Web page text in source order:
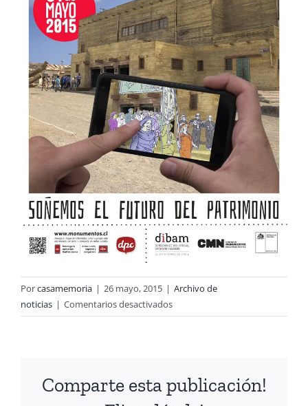
Porcasamemoria | 26 mayo, 2015 | Archivo de
noticias | Comentarios desactivadosen
Día
Comparte esta publicación!